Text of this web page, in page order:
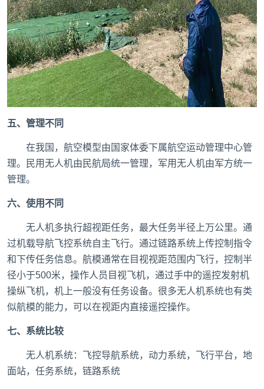
五、管理不同
在我国，航空模型由国家体委下属航空运动管理中心管
理。民用无人机由民航局统一管理，军用无人机由军方统一
管理。
六、使用不同
无人机多执行超视距任务，最大任务半径上万公里。通
过机载导航飞控系统自主飞行。通过链路系统上传控制指令
和下传任务信息。航模通常在目视视距范围内飞行，控制半
径小于500米，操作人员目视飞机，通过手中的遥控发射机
操纵飞机，机上一般没有任务设备。很多无人机系统也有类
似航模的能力，可以在视距内直接遥控操作。
七、系统比较
无人机系统：飞控导航系统，动力系统，飞行平台，地
面站，任务系统，链路系统